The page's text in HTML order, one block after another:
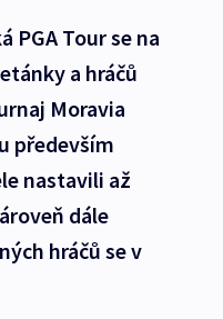
PGA Tour se na
a hráčů
Moravia
především
nastavili až
dále
hráčů se v